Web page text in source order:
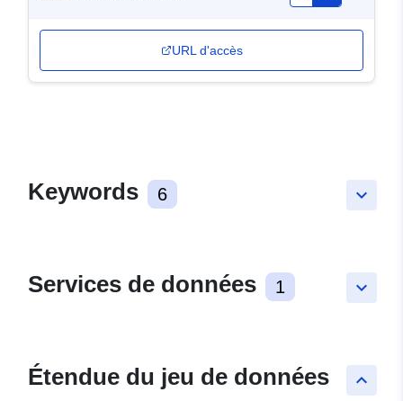
URL d'accès
keyboard_arrow_down
Keywords 6
keyboard_arrow_down
Services de données 1
keyboard_arrow_up
Étendue du jeu de données